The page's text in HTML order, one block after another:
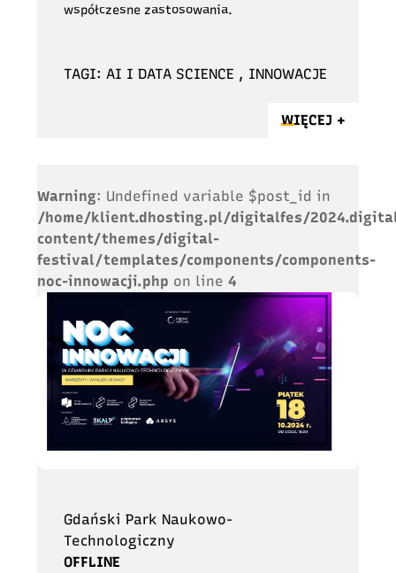
współczesne zastosowania.
TAGI: AI I DATA SCIENCE , INNOWACJE
WIĘCEJ +
Warning: Undefined variable $post_id in
/home/klient.dhosting.pl/digitalfes/
content/themes/digital-
festival/templates/components/components-
noc-innowacji.php on line 4
Gdański Park Naukowo-
Technologiczny
OFFLINE